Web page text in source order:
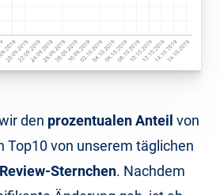
den prozentualen Anteil von
Top10 von unserem täglichen
Review-Sternchen. Nachdem